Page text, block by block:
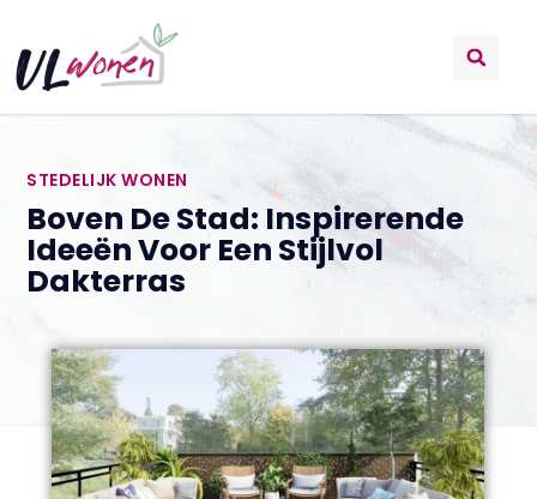
STEDELIJK WONEN
Boven De Stad: Inspirerende
Ideeën Voor Een Stijlvol
Dakterras